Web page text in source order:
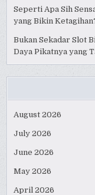
Seperti Apa Sih
yang Bikin
Bukan Sekadar Slot
Daya Pikatnya yang
August 2026
July 2026
June 2026
May 2026
April 2026